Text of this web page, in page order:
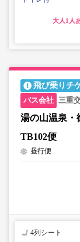
大人
飛び乗りチ
三重
湯の山温泉
TB102便
昼行便
4列シート